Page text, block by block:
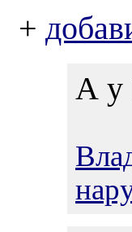
+
А у